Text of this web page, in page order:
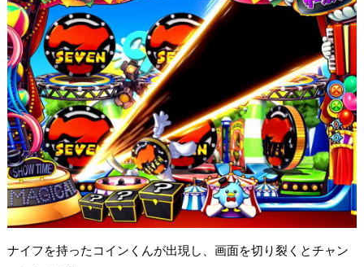
ナイフを持ったコインくんが出現し、画面を切り裂くとチャン